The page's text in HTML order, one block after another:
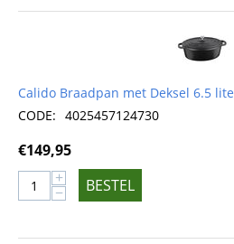
Calido Braadpan met Deksel 6.5
CODE: 4025457124730
€149,95
+
− BESTEL